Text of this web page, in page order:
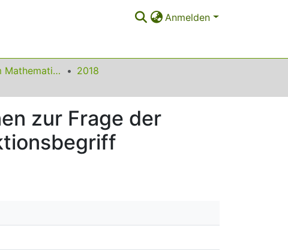
Anmelden
Beiträge zum Mathematikunterricht
2018
zur Frage der